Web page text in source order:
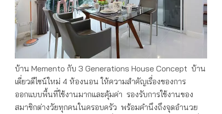
บ้าน Memento กับ 3 Generations House Concept บ้าน
เดี่ยวดีไซน์ใหม่ 4 ห้องนอน ให้ความสำคัญเรื่องของการ
ออกแบบพื้นที่ใช้งานมากและคุ้มค่า รองรับการใช้งานของ
สมาชิกต่างวัยทุกคนในครอบครัว พร้อมคำนึงถึงจุดอำนวย